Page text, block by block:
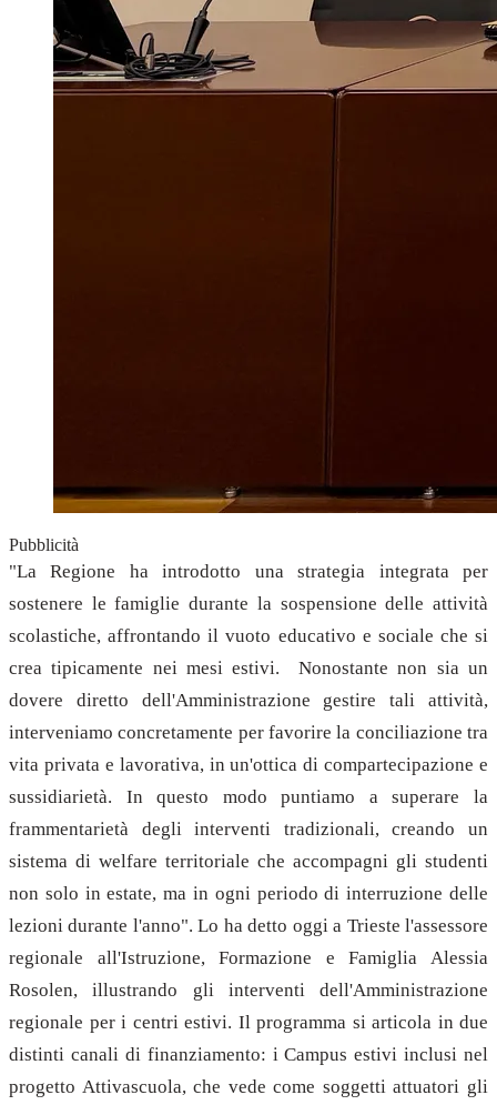
Pubblicità
"La Regione ha introdotto una strategia integrata per
sostenere le famiglie durante la sospensione delle attività
scolastiche, affrontando il vuoto educativo e sociale che si
crea tipicamente nei mesi estivi. Nonostante non sia un
dovere diretto dell'Amministrazione gestire tali attività,
interveniamo concretamente per favorire la conciliazione tra
vita privata e lavorativa, in un'ottica di compartecipazione e
sussidiarietà. In questo modo puntiamo a superare la
frammentarietà degli interventi tradizionali, creando un
sistema di welfare territoriale che accompagni gli studenti
non solo in estate, ma in ogni periodo di interruzione delle
lezioni durante l'anno". Lo ha detto oggi a Trieste l'assessore
regionale all'Istruzione, Formazione e Famiglia Alessia
Rosolen, illustrando gli interventi dell'Amministrazione
regionale per i centri estivi. Il programma si articola in due
distinti canali di finanziamento: i Campus estivi inclusi nel
progetto Attivascuola, che vede come soggetti attuatori gli